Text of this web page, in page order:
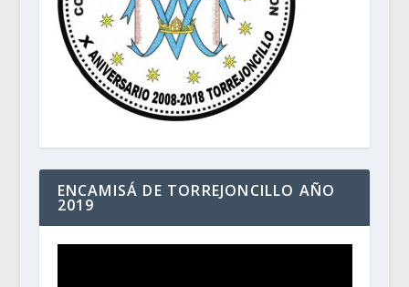
ENCAMISÁ DE TORREJONCILLO AÑO
2019